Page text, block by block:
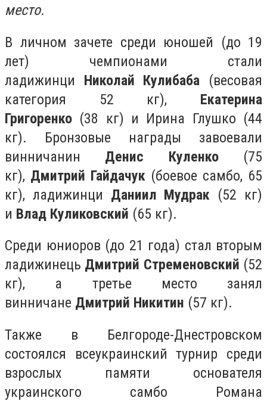
место.
В личном зачете среди юношей (до 19
лет) чемпионами стали
ладижинци Николай Кулибаба (весовая
категория 52 кг), Екатерина
Григоренко (38 кг) и Ирина Глушко (44
кг). Бронзовые награды завоевали
винничанин Денис Куленко(75
кг), Дмитрий Гайдачук (боевое самбо, 65
кг), ладижинци Даниил Мудрак (52 кг)
и Влад Куликовский (65 кг).
Среди юниоров (до 21 года) стал вторым
ладижинець Дмитрий Стременовский (52
кг), а третье место занял
винничане Дмитрий Никитин (57 кг).
Также в Белгороде-Днестровском
состоялся всеукраинский турнир среди
взрослых памяти основателя
украинского самбо Романа